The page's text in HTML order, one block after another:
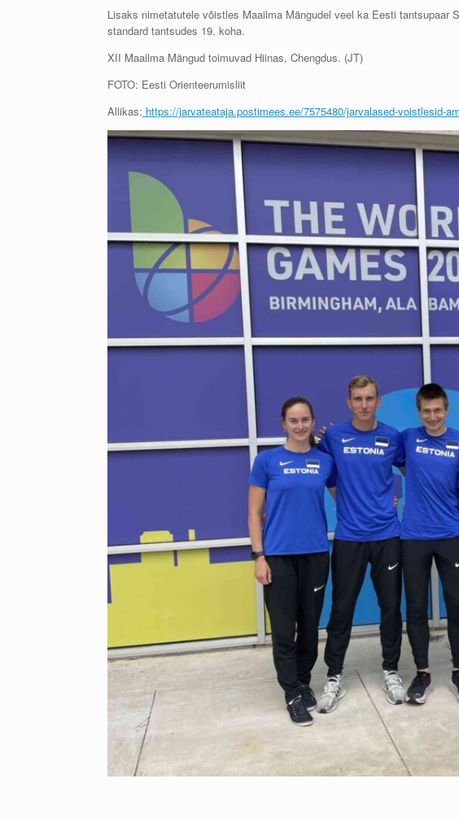
Lisaks nimetatutele võistles Maailma Mängudel veel ka Eesti tantsupaar
standard tantsudes 19. koha.
XII Maailma Mängud toimuvad Hiinas, Chengdus. (JT)
FOTO: Eesti Orienteerumisliit
Allikas: https://jarvateataja.postimees.ee/7575480/jarvalased-voistlesid-